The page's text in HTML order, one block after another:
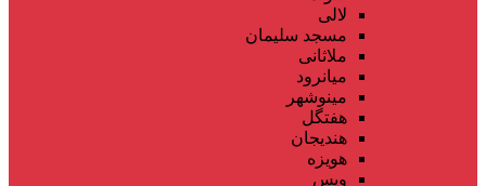
لالی
مسجد سلیمان
ملاثانی
میانرود
مینوشهر
هفتگل
هندیجان
هویزه
ویس